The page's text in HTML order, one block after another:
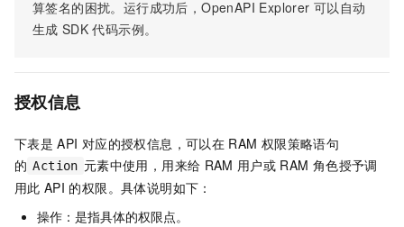
算签名的困扰。运行成功后，OpenAPI Explorer 可以自动
生成 SDK 代码示例。
授权信息
下表是 API 对应的授权信息，可以在 RAM 权限策略语句
的 Action 元素中使用，用来给 RAM 用户或 RAM 角色授予调
用此 API 的权限。具体说明如下：
操作：是指具体的权限点。